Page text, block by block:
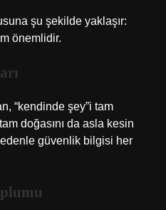
şu şekilde yaklaşır:
önemlidir.
“kendinde şey”i tam
doğasını da asla kesin
güvenlik bilgisi her